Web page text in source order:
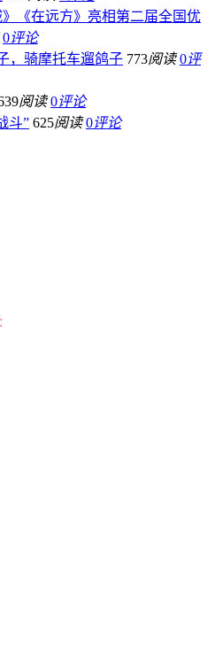
《在远方》亮相第二届全国优
0评论
，骑摩托车遛鸽子 773阅读 0评
阅读 0评论
斗” 625阅读 0评论